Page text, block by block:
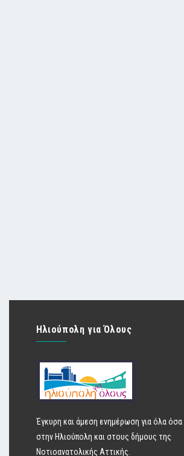
Ηλιούπολη για Όλους
Έγκυρη και άμεση ενημέρωση για όλα όσα
στην Ηλιούπολη και στους δήμους της
Νοτιοανατολικής Αττικής.